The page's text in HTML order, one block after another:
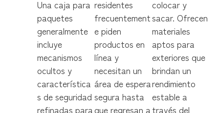
Una caja para
paquetes
generalmente
incluye
mecanismos
ocultos y
característica
s de seguridad
refinadas para
residentes
frecuentement
e piden
productos en
línea y
necesitan un
área de espera
segura hasta
que regresan a
colocar y
sacar. Ofrecen
materiales
aptos para
exteriores que
brindan un
rendimiento
estable a
través del